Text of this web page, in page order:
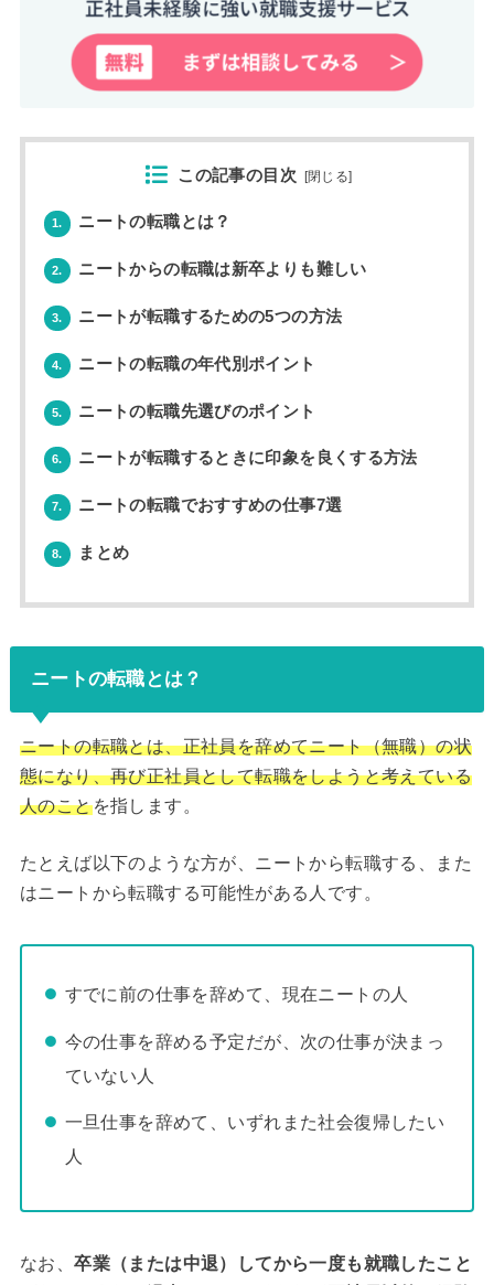
この記事の目次 [閉じる]
1. ニートの転職とは？
2. ニートからの転職は新卒よりも難しい
3. ニートが転職するための5つの方法
4. ニートの転職の年代別ポイント
5. ニートの転職先選びのポイント
6. ニートが転職するときに印象を良くする方法
7. ニートの転職でおすすめの仕事7選
8. まとめ
ニートの転職とは？
ニートの転職とは、正社員を辞めてニート（無職）の状
態になり、再び正社員として転職をしようと考えている
人のことを指します。
たとえば以下のような方が、ニートから転職する、また
はニートから転職する可能性がある人です。
すでに前の仕事を辞めて、現在ニートの人
今の仕事を辞める予定だが、次の仕事が決まっ
ていない人
一旦仕事を辞めて、いずれまた社会復帰したい
人
なお、卒業（または中退）してから一度も就職したこと